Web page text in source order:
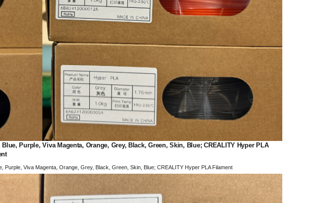
Purple, Viva Magenta, Orange, Grey, Black, Green, Skin, Blue; CREALITY Hyper PLA
Viva Magenta, Orange, Grey, Black, Green, Skin, Blue; CREALITY Hyper PLA Filament